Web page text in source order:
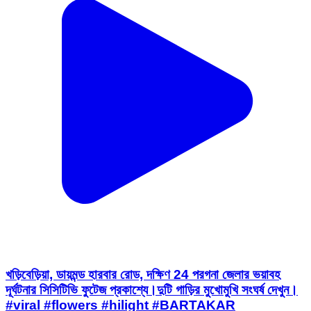
খড়িবেড়িয়া, ডায়মন্ড হারবার রোড, দক্ষিণ 24 পরগনা জেলার ভয়াবহ
দূর্ঘটনার সিসিটিভি ফুটেজ প্রকাশ্যে।দুটি গাড়ির মুখোমুখি সংঘর্ষ দেখুন।
#viral #flowers #hilight #BARTAKAR